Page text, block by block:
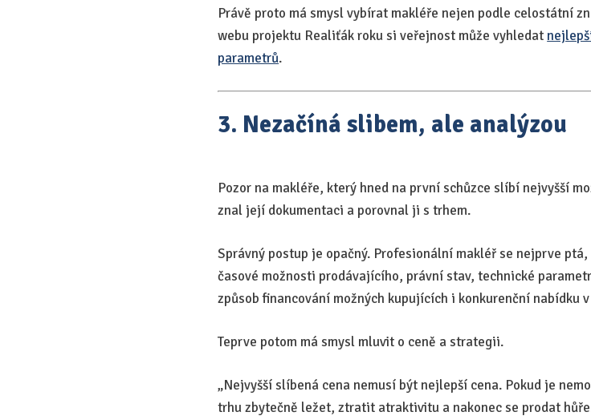
Právě proto má smysl vybírat makléře nejen podle celostátní
webu projektu Realiťák roku si veřejnost může vyhledat
parametrů.
3. Nezačíná slibem, ale analýzou
Pozor na makléře, který hned na první schůzce slíbí nejvyšší
znal její dokumentaci a porovnal ji s trhem.
Správný postup je opačný. Profesionální makléř se nejprve
časové možnosti prodávajícího, právní stav, technické
způsob financování možných kupujících i konkurenční nabídku
Teprve potom má smysl mluvit o ceně a strategii.
„Nejvyšší slíbená cena nemusí být nejlepší cena. Pokud je
trhu zbytečně ležet, ztratit atraktivitu a nakonec se prodat